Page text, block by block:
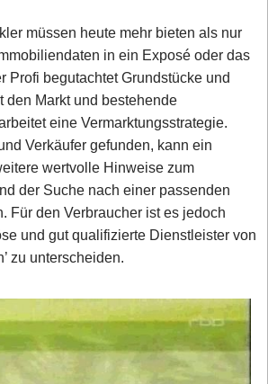
müssen heute mehr bieten als nur
in ein Exposé oder das
Profi begutachtet Grundstücke und
den Markt und bestehende
eine Vermarktungsstrategie.
Verkäufer gefunden, kann ein
wertvolle Hinweise zum
der Suche nach einer passenden
Für den Verbraucher ist es jedoch
und gut qualifizierte Dienstleister von
zu unterscheiden.